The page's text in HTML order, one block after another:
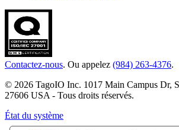
Contactez-nous. Ou appelez (984) 263-4376.
© 2026 TagoIO Inc. 1017 Main Campus Dr,
27606 USA - Tous droits réservés.
État du système